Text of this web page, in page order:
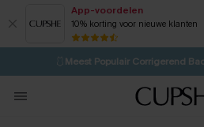
App-voordelen
10% korting voor nieuwe klanten
⚡️LAATSTE KANS | Tot
🩱Meest Populair Corrigerend
💌Abonneer je & ontvang
Koop 3, krijg 15% korting